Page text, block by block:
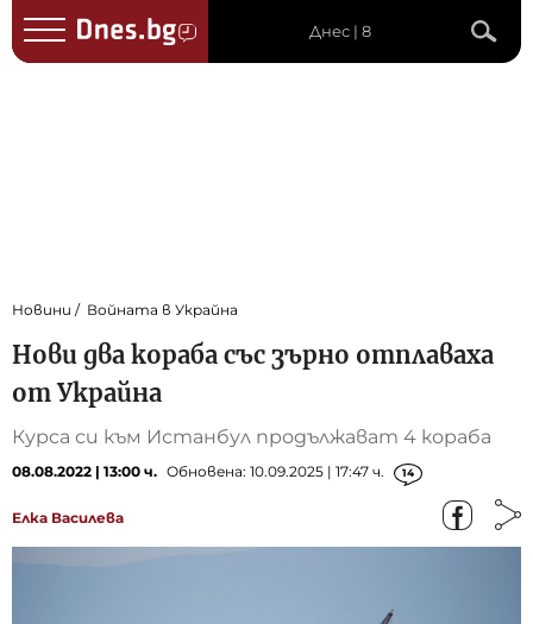
Днес | 8
Новини Войната в Украйна
Нови два кораба със зърно отплаваха
от Украйна
Курса си към Истанбул продължават 4 кораба
08.08.2022 | 13:00 ч. Обновена: 10.09.2025 | 17:47 ч. 14
Елка Василева